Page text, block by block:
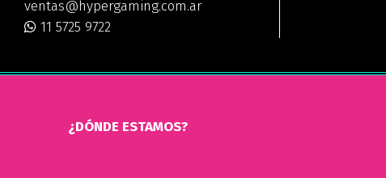
ventas@hypergaming.com.ar
11 5725 9722
¿DÓNDE ESTAMOS?